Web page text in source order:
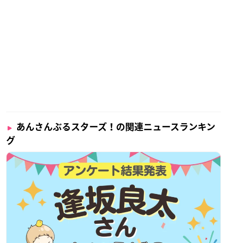
あんさんぶるスターズ！の関連ニュースランキン
グ